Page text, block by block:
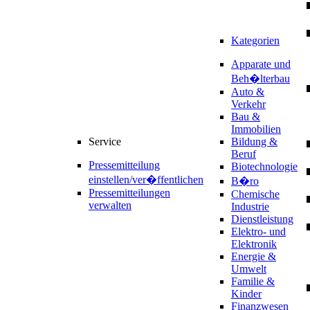
Service
Pressemitteilung
einstellen/ver�ffentlichen
Pressemitteilungen
verwalten
Kategorien
Apparate und
Beh�lterbau
Auto &
Verkehr
Bau &
Immobilien
Bildung &
Beruf
Biotechnologie
B�ro
Chemische
Industrie
Dienstleistung
Elektro- und
Elektronik
Energie &
Umwelt
Familie &
Kinder
Finanzwesen